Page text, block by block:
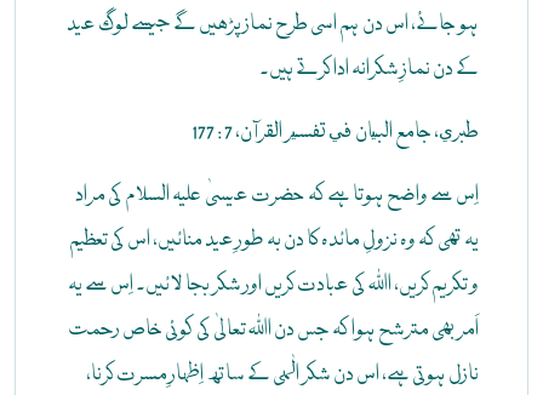
ہو جائے، اس دن ہم اسی طرح نماز پڑھیں گے جیسے لوگ عید
کے دن نمازِ شکرانہ ادا کرتے ہیں۔
طبري، جامع البيان في تفسير القرآن، 7 : 177
اِس سے واضح ہوتا ہے کہ حضرت عیسیٰ علیہ السلام کی مراد
یہ تھی کہ وہ نزولِ مائدہ کا دن بہ طورِ عید منائیں، اس کی تعظیم
و تکریم کریں، اﷲ کی عبادت کریں اور شکر بجا لائیں۔ اِس سے یہ
اَمر بھی مترشح ہوا کہ جس دن اﷲ تعالیٰ کی کوئی خاص رحمت
نازل ہوتی ہے، اس دن شکر الٰہی کے ساتھ اِظہارِ مسرت کرنا،